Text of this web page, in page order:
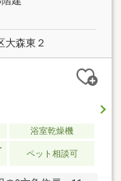
ンペーン♪◆フジ
大森東２
浴室乾燥機
ペット相談可